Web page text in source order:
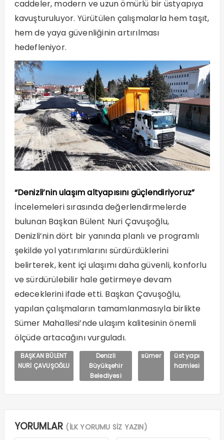
caddeler, modern ve uzun ömürlü bir üstyapıya
kavuşturuluyor. Yürütülen çalışmalarla hem taşıt,
hem de yaya güvenliğinin artırılması
hedefleniyor.
“Denizli’nin ulaşım altyapısını güçlendiriyoruz”
İncelemeleri sırasında değerlendirmelerde
bulunan Başkan Bülent Nuri Çavuşoğlu,
Denizli’nin dört bir yanında planlı ve programlı
şekilde yol yatırımlarını sürdürdüklerini
belirterek, kent içi ulaşımı daha güvenli, konforlu
ve sürdürülebilir hale getirmeye devam
edeceklerini ifade etti. Başkan Çavuşoğlu,
yapılan çalışmaların tamamlanmasıyla birlikte
Sümer Mahallesi’nde ulaşım kalitesinin önemli
ölçüde artacağını vurguladı.
BAŞKAN BÜLENT
NURİ ÇAVUŞOĞLU
Denizli
Büyükşehir
Belediyesi
sümer
üst yapı
hamlesi
YORUMLAR (İLK YORUMU SİZ YAZIN)